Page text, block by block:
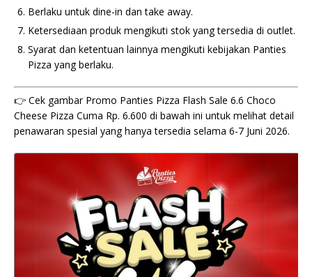
Berlaku untuk dine-in dan take away.
Ketersediaan produk mengikuti stok yang tersedia di outlet.
Syarat dan ketentuan lainnya mengikuti kebijakan Panties
Pizza yang berlaku.
👉 Cek gambar Promo Panties Pizza Flash Sale 6.6 Choco
Cheese Pizza Cuma Rp. 6.600 di bawah ini untuk melihat detail
penawaran spesial yang hanya tersedia selama 6-7 Juni 2026.